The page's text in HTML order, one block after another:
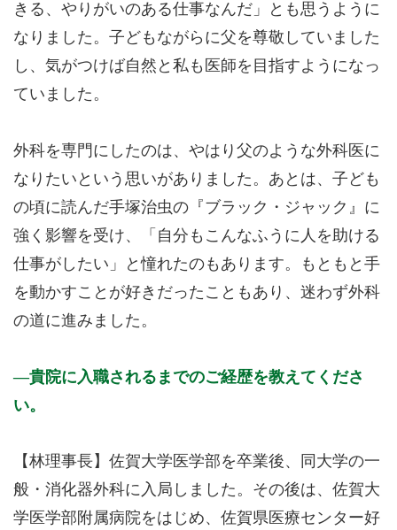
きる、やりがいのある仕事なんだ」とも思うように
なりました。子どもながらに父を尊敬していました
し、気がつけば自然と私も医師を目指すようになっ
ていました。
外科を専門にしたのは、やはり父のような外科医に
なりたいという思いがありました。あとは、子ども
の頃に読んだ手塚治虫の『ブラック・ジャック』に
強く影響を受け、「自分もこんなふうに人を助ける
仕事がしたい」と憧れたのもあります。もともと手
を動かすことが好きだったこともあり、迷わず外科
の道に進みました。
貴院に入職されるまでのご経歴を教えてくださ
い。
【林理事長】佐賀大学医学部を卒業後、同大学の一
般・消化器外科に入局しました。その後は、佐賀大
学医学部附属病院をはじめ、佐賀県医療センター好